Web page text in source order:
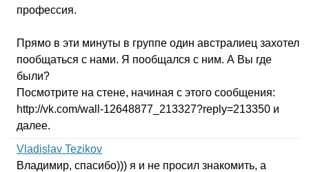
профессия.
Прямо в эти минуты в группе один австралиец захотел
пообщаться с нами. Я пообщался с ним. А Вы где
были?
Посмотрите на стене, начиная с этого сообщения:
http://vk.com/wall-12648877_213327?reply=213350 и
далее.
Vladislav Tezikov
Владимир, спасибо))) я и не просил знакомить, а